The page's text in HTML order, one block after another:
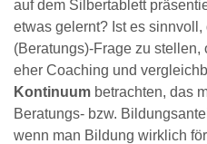
auf dem Silbertablett
etwas gelernt? Ist es
(Beratungs)-Frage zu stellen,
eher Coaching und
Kontinuum betrachten, das
Beratungs- bzw.
wenn man Bildung wirklich